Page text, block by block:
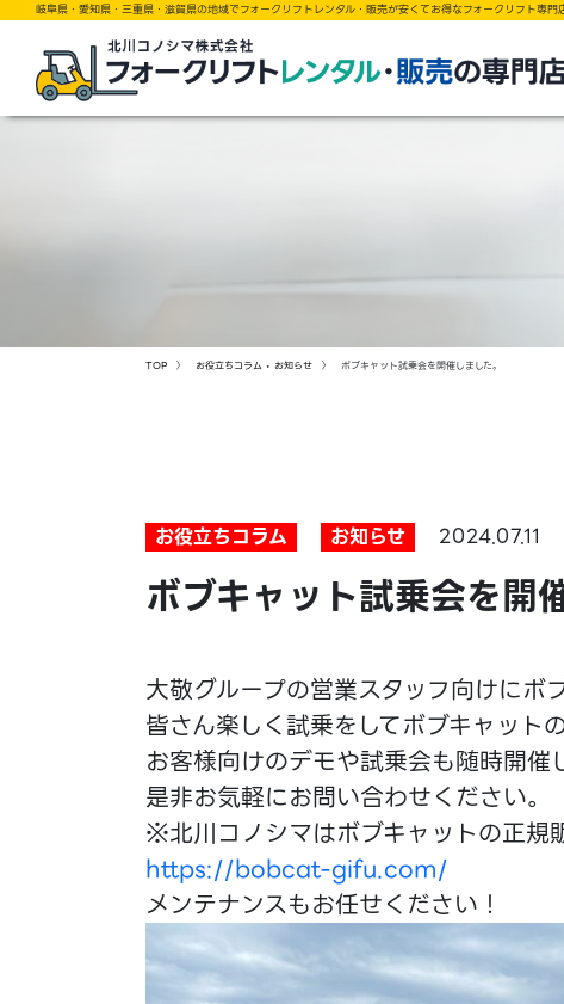
岐阜県・愛知県・三重県・滋賀県の地域でフォークリフトレンタル・販売が安くてお得なフォークリフト専門
TOP 〉 お役立ちコラム • お知らせ 〉 ボブキャット試乗会を開催しました。
お役立ちコラム お知らせ 2024.07.11
ボブキャット試乗会を開
大敬グループの営業スタッフ向けにボ
皆さん楽しく試乗をしてボブキャット
お客様向けのデモや試乗会も随時開催
是非お気軽にお問い合わせください。
※北川コノシマはボブキャットの正規
https://bobcat-gifu.com/
メンテナンスもお任せください！